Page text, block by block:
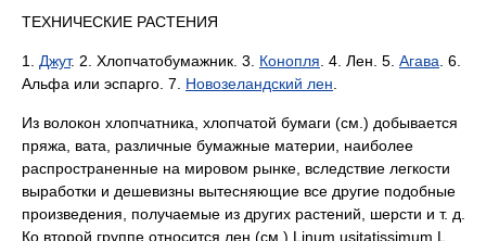
ТЕХНИЧЕСКИЕ РАСТЕНИЯ
1. Джут. 2. Хлопчатобумажник. 3. Конопля . 4. Лен. 5. Агава . 6.
Альфа или эспарго. 7. Новозеландский лен
Из волокон хлопчатника, хлопчатой бумаги (см.) добывается
пряжа, вата, различные бумажные материи, наиболее
распространенные на мировом рынке, вследствие легкости
выработки и дешевизны вытесняющие все другие подобные
произведения, получаемые из других растений, шерсти и т. д.
Ко второй группе относится лен (см.) Linum usitatissimum L.